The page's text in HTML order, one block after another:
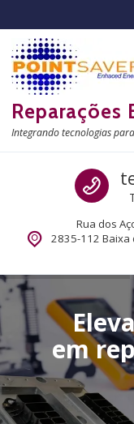
Reparações
Integrando tecnologias
Rua dos
2835-112 Baixa
Elev
emre